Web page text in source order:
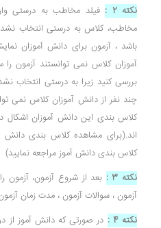
نکته 2 :
فیلد مخاطب به درستی
مخاطب، کلاس به درستی انتخاب
باشد ، آزمون برای دانش آموزان
آموزان کلاس نمی توانستند آزمون
بررسی کنید زیرا به درستی انتخاب
چند نفر از دانش آموزان کلاس نمی
کلاس بندی این دانش آموزان
اند.(برای مشاهده کلاس بندی
کلاس بندی دانش آموز مراجعه نمایید)
نکته 3 :
بعد از شروع آزمون، آزمون
آزمون ، سوالات آزمون ، مدت زمان
نکته 4 :
در صورتی که دانش آموز از